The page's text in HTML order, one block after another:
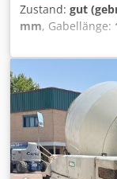
Zustand: gut
mm, Gabellänge:
Technischer
Optischer
3,38x1,83
weitere
C300 Hx4
Hubhöhe: 5,40 m
Antriebsart: